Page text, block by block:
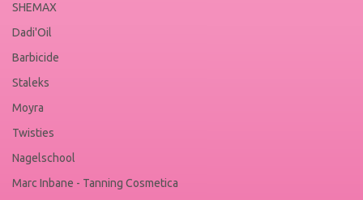
SHEMAX
Dadi'Oil
Barbicide
Staleks
Moyra
Twisties
Nagelschool
Marc Inbane - Tanning Cosmetica